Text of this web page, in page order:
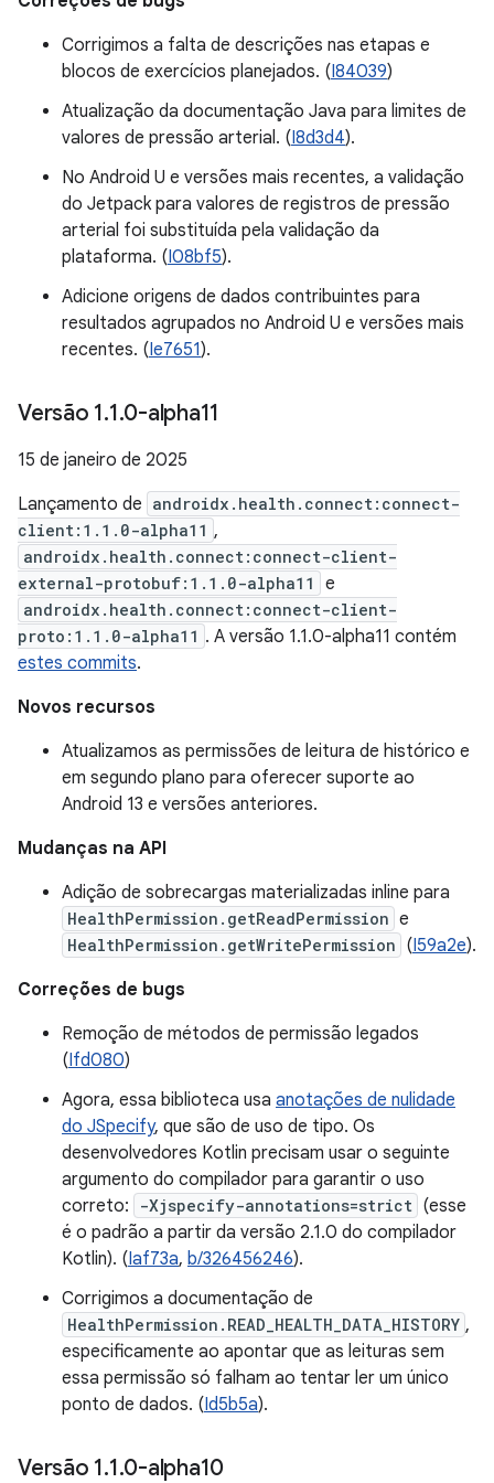
Corrigimos a falta de descrições nas etapas e
blocos de exercícios planejados. (I84039)
Atualização da documentação Java para limites de
valores de pressão arterial. (I8d3d4).
No Android U e versões mais recentes, a validação
do Jetpack para valores de registros de pressão
arterial foi substituída pela validação da
plataforma. (I08bf5).
Adicione origens de dados contribuintes para
resultados agrupados no Android U e versões mais
recentes. (Ie7651).
Versão 1.1.0-alpha11
15 de janeiro de 2025
Lançamento de androidx.health.connect:connect-
client:1.1.0-alpha11 ,
androidx.health.connect:connect-client-
external-protobuf:1.1.0-alpha11
e
androidx.health.connect:connect-client-
proto:1.1.0-alpha11 . A versão 1.1.0-alpha11 contém
estes commits.
Novos recursos
Atualizamos as permissões de leitura de histórico e
em segundo plano para oferecer suporte ao
Android 13 e versões anteriores.
Mudanças na API
Adição de sobrecargas materializadas inline para
HealthPermission.getReadPermission e
HealthPermission.getWritePermission (I59a2e).
Correções de bugs
Remoção de métodos de permissão legados
(Ifd080)
Agora, essa biblioteca usa anotações de nulidade
do JSpecify, que são de uso de tipo. Os
desenvolvedores Kotlin precisam usar o seguinte
argumento do compilador para garantir o uso
correto:
-Xjspecify-annotations=strict (esse
é o padrão a partir da versão 2.1.0 do compilador
Kotlin). (Iaf73a, b/326456246).
Corrigimos a documentação de
HealthPermission.READ_HEALTH_DATA_HISTORY ,
especificamente ao apontar que as leituras sem
essa permissão só falham ao tentar ler um único
ponto de dados. (Id5b5a).
Versão 1.1.0-alpha10